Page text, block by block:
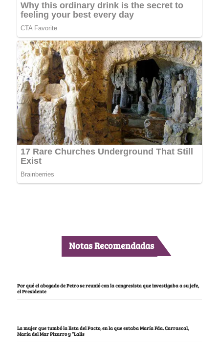
Notas Recomendadas
Por qué el abogado de Petro se reunió con la congresista que investigaba a su jefe,
el Presidente
La mujer que tumbó la lista del Pacto, en la que estaba María Fda. Carrascal,
María del Mar Pizarro y “Lalis